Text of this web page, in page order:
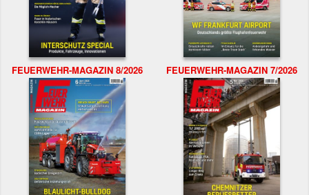
FEUERWEHR-MAGAZIN 8/2026 FEUERWEHR-MAGAZIN 7/2026